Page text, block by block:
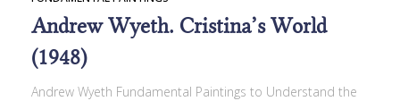
Andrew Wyeth. Cristina’s World
(1948)
Andrew Wyeth Fundamental Paintings to Understand the